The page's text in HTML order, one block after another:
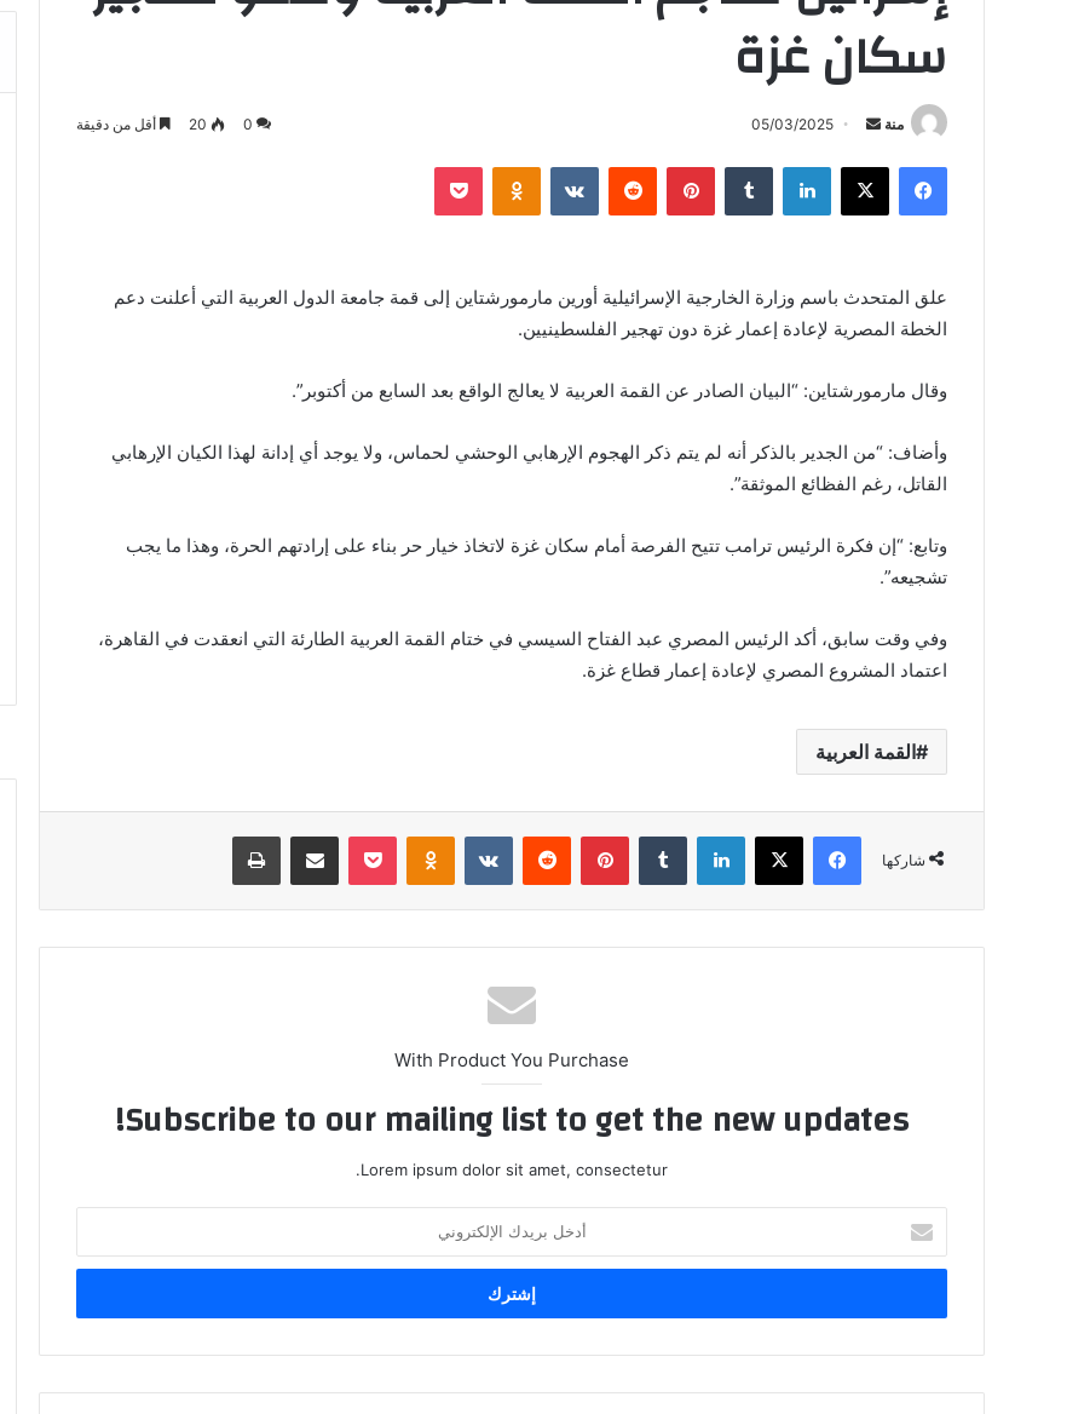
سكان غزة
منة
أرسل
إلكترونيا
05/03/2025
0
20 أقل من دقيقة
فيسبوك X لينكدإن بينتيريست Odnoklassniki
بوكيت
علق المتحدث باسم وزارة الخارجية الإسرائيلية أورين مارمورشتاين إلى قمة جامعة الدول العربية التي أعلنت دعم
الخطة المصرية لإعادة إعمار غزة دون تهجير الفلسطينيين.
وقال مارمورشتاين: “البيان الصادر عن القمة العربية لا يعالج الواقع بعد السابع من أكتوبر”.
وأضاف: “من الجدير بالذكر أنه لم يتم ذكر الهجوم الإرهابي الوحشي لحماس، ولا يوجد أي إدانة لهذا الكيان الإرهابي
القاتل، رغم الفظائع الموثقة”.
وتابع: “إن فكرة الرئيس ترامب تتيح الفرصة أمام سكان غزة لاتخاذ خيار حر بناء على إرادتهم الحرة، وهذا ما يجب
تشجيعه”.
وفي وقت سابق، أكد الرئيس المصري عبد الفتاح السيسي في ختام القمة العربية الطارئة التي انعقدت في القاهرة،
اعتماد المشروع المصري لإعادة إعمار قطاع غزة.
القمة العربية
شاركها
فيسبوك X لينكدإن بينتيريست Odnoklassniki
بوكيت مشاركة عبر البريد طباعة
With Product You Purchase
Subscribe to our mailing list to get the new updates!
Lorem ipsum dolor sit amet, consectetur.
بريدك
الإلكتروني